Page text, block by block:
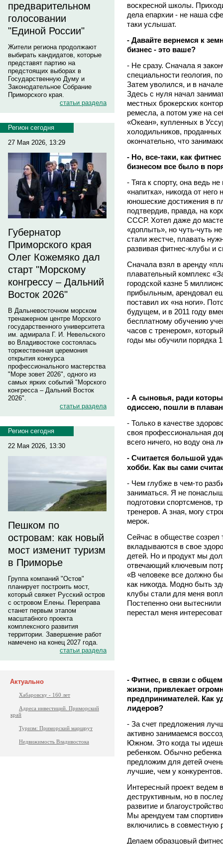
предварительном
голосовании
"Единой России"
Жители региона продолжают
выбирать кандидатов, которые
представят партию на
предстоящих выборах в
Государственную Думу и
Законодательное Собрание
Приморского края.
статьи раздела
Регион сегодня
27 Мая 2026, 13:29
Губернатор
Приморского края
Олег Кожемяко дал
старт "Морскому
конгрессу – Дальний
Восток 2026"
В Дальневосточном морском
тренажерном центре Морского
государственного университета
им. адмирала Г. И. Невельского
во Владивостоке состоялась
торжественная церемония
открытия конкурса
профессионального мастерства
"Море зовет 2026", одного из
самых ярких событий "Морского
конгресса – Дальний Восток
2026".
статьи раздела
Регион сегодня
22 Мая 2026, 13:30
Пешком по
островам: как новый
мост изменит туризм
в Приморье
Группа компаний "Остов"
планирует построить мост,
который свяжет Русский остров
с островом Елены. Переправа
станет первым этапом
масштабного проекта
комплексного развития
территории. Завершение работ
намечено на конец 2027 года.
статьи раздела
Актуально
Хабаровску - 160 лет
Адреса инвестиций. Приморский
край
Туризм: Приморский маршрут
Недвижимость Владивостока
воскресной школы.
дела епархии - не наша
таки услышат.
- Давайте вернемся к
бизнес - это ваше?
- Не сразу. Сначала я
специальности геология,
Затем уволился, и в
Здесь с нуля начал
местных брокерских
ремесла, а потом уже на
«Океан», купленных в
холодильников,
окончательно, что
- Но, все-таки, как
бизнесом все было в
- Тяга к спорту, она ведь
«напитка», никогда от
юношеские достижения в
подтвердив, правда, на
СССР. Хотел даже до
«доплыть», но чуть-чуть
стали жестче, плавать
развивая фитнес-клубы и
Сначала взял в аренду
плавательный комплекс
городской казне 5
прибыльным, арендовал
поставил их «на ноги».
будущем, и в 2011 году
бесплатному обучению
часов с тренером»,
годы мы обучили порядка
- А сыновья, ради
одиссею, пошли в
- Только в качестве
своя профессиональная
всего ничего, но воду она
- Считается большой
хобби. Как вы сами
- Чем глубже в чем-то
заниматься. Я не
подготовки спортсменов,
тренеров. А зная, могу
мерок.
Сейчас в обществе
вкладываются в свое
детей. Но и продукт мы
отвечающий ключевым
«В человеке все должно
как никогда. Модно быть
клубы стали для меня
Постепенно они
перестал меня
- Фитнес, в связи с
жизни, привлекает
предпринимателей. Как
лидеров?
- За счет предложения
активно занимаемся
Южном. Это когда ты
ребенком. Обычно
предложим для детей
лучшие, чем у конкурентов.
Интересный проект ведем
деструктивным, но в
развитие и
Мы арендуем там
включились в совместную
Делаем образцовый